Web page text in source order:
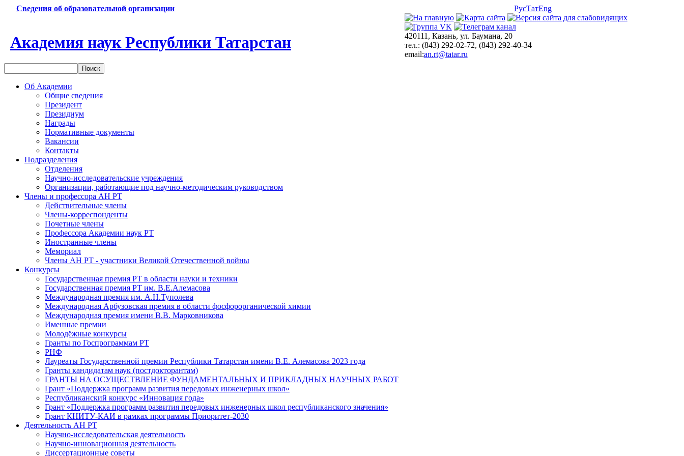
Сведения об образовательной организации РусТатEng
Академия наук Республики Татарстан
420111, Казань, ул. Баумана, 20
тел.: (843) 292-02-72, (843) 292-40-34
email:an.rt@tatar.ru
Об Академии
Общие сведения
Президент
Президиум
Награды
Нормативные документы
Вакансии
Контакты
Подразделения
Отделения
Научно-исследовательские учреждения
Организации, работающие под научно-методическим руководством
Члены и профессора АН РТ
Действительные члены
Члены-корреспонденты
Почетные члены
Профессора Академии наук РТ
Иностранные члены
Мемориал
Члены АН РТ - участники Великой Отечественной войны
Конкурсы
Государственная премия РТ в области науки и техники
Государственная премия РТ им. В.Е.Алемасова
Международная премия им. А.Н.Туполева
Международная Арбузовская премия в области фосфорорганической химии
Международная премия имени В.В. Марковникова
Именные премии
Молодёжные конкурсы
Гранты по Госпрограммам РТ
РНФ
Лауреаты Государственной премии Республики Татарстан имени В.Е. Алемасова 2023 года
Гранты кандидатам наук (постдокторантам)
ГРАНТЫ НА ОСУЩЕСТВЛЕНИЕ ФУНДАМЕНТАЛЬНЫХ И ПРИКЛАДНЫХ НАУЧНЫХ РАБОТ
Грант «Поддержка программ развития передовых инженерных школ»
Республиканский конкурс «Инновация года»
Грант «Поддержка программ развития передовых инженерных школ республиканского значения»
Грант КНИТУ-КАИ в рамках программы Приоритет-2030
Деятельность АН РТ
Научно-исследовательская деятельность
Научно-инновационная деятельность
Диссертационные советы